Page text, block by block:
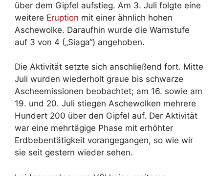
über dem Gipfel aufstieg. Am 3. Juli folgte eine
weitere Eruption mit einer ähnlich hohen
Aschewolke. Daraufhin wurde die Warnstufe
auf 3 von 4 („Siaga“) angehoben.
Die Aktivität setzte sich anschließend fort. Mitte
Juli wurden wiederholt graue bis schwarze
Ascheemissionen beobachtet; am 16. sowie am
19. und 20. Juli stiegen Aschewolken mehrere
Hundert 200 über den Gipfel auf. Der Aktivität
war eine mehrtägige Phase mit erhöhter
Erdbebentätigkeit vorangegangen, so wie wir
sie seit gestern wieder sehen.